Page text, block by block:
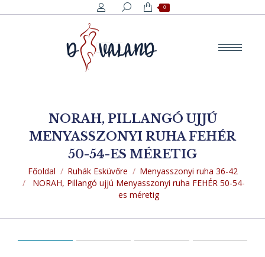
Search: 0
NORAH, PILLANGÓ UJJÚ
MENYASSZONYI RUHA FEHÉR
50-54-ES MÉRETIG
You are here:
Főoldal Ruhák Esküvőre
Menyasszonyi ruha 36-42
NORAH, Pillangó ujjú Menyasszonyi ruha FEHÉR 50-54-
es méretig